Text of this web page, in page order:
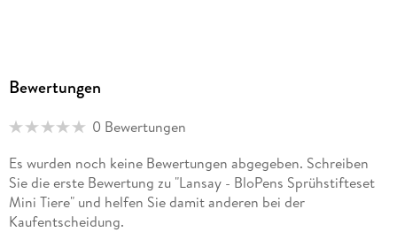
Bewertungen
0 Bewertungen
Es wurden noch keine Bewertungen abgegeben. Schreiben
Sie die erste Bewertung zu "Lansay - BloPens Sprühstifteset
Mini Tiere" und helfen Sie damit anderen bei der
Kaufentscheidung.